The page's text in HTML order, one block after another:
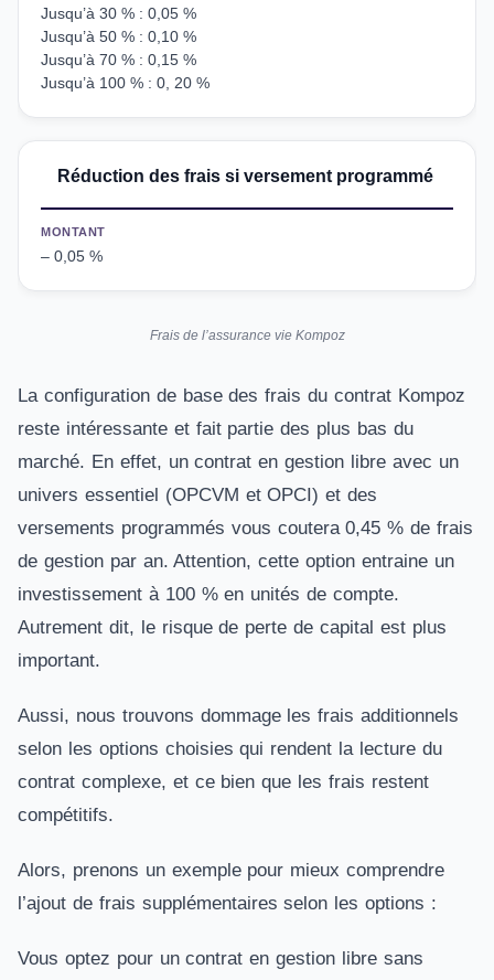
Jusqu’à 30 % : 0,05 %
Jusqu’à 50 % : 0,10 %
Jusqu’à 70 % : 0,15 %
Jusqu’à 100 % : 0, 20 %
Réduction des frais si versement programmé
MONTANT
– 0,05 %
Frais de l’assurance vie Kompoz
La configuration de base des frais du contrat Kompoz
reste intéressante et fait partie des plus bas du
marché. En effet, un contrat en gestion libre avec un
univers essentiel (OPCVM et OPCI) et des
versements programmés vous coutera 0,45 % de frais
de gestion par an. Attention, cette option entraine un
investissement à 100 % en unités de compte.
Autrement dit, le risque de perte de capital est plus
important.
Aussi, nous trouvons dommage les frais additionnels
selon les options choisies qui rendent la lecture du
contrat complexe, et ce bien que les frais restent
compétitifs.
Alors, prenons un exemple pour mieux comprendre
l’ajout de frais supplémentaires selon les options :
Vous optez pour un contrat en gestion libre sans